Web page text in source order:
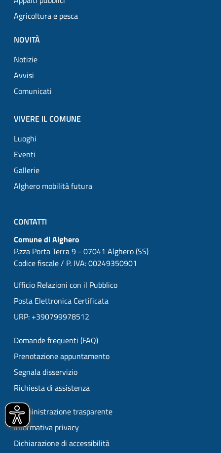
Agricoltura e pesca
NOVITÀ
Notizie
Avvisi
Comunicati
VIVERE IL COMUNE
Luoghi
Eventi
Gallerie
Alghero mobilità futura
CONTATTI
Comune di Alghero
P.zza Porta Terra 9 - 07041 Alghero (SS)
Codice fiscale / P. IVA: 00249350901
Ufficio Relazioni con il Pubblico
Posta Elettronica Certificata
URP: +390799978512
Domande frequenti (FAQ)
Prenotazione appuntamento
Segnala disservizio
Richiesta di assistenza
Amministrazione trasparente
Informativa privacy
Dichiarazione di accessibilità